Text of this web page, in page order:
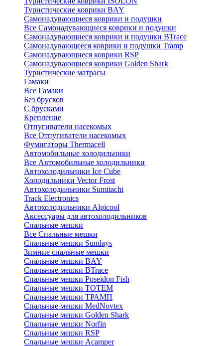
Туристические коврики BAY
Самонадувающиеся коврики и подушки
Все Самонадувающиеся коврики и подушки
Самонадувающиеся коврики и подушки BTrace
Самонадувающееся коврики и подушки Tramp
Самонадувающиеся коврики RSP
Самонадувающиеся коврики Golden Shark
Туристические матрасы
Гамаки
Все Гамаки
Без брусков
С брусками
Крепление
Отпугиватели насекомых
Все Отпугиватели насекомых
Фумигаторы Thermacell
Автомобильные холодильники
Все Автомобильные холодильники
Автохолодильники Ice Cube
Холодильники Vector Frost
Автохолодильники Sumitachi
Track Electronics
Автохолодильники Alpicool
Аксессуары для автохолодильников
Спальные мешки
Все Спальные мешки
Спальные мешки Sundays
Зимние спальные мешки
Спальные мешки BAY
Спальные мешки BTrace
Спальные мешки Poseidon Fish
Спальные мешки ТОТЕМ
Спальные мешки ТРАМП
Cпальные мешки MedNovtex
Спальные мешки Golden Shark
Спальные мешки Norfin
Спальные мешки RSP
Спальные мешки Acamper